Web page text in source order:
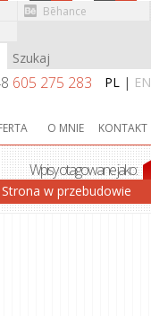
Bēhance
605 275 283 PL | EN
O MNIE KONTAKT
Strona w przebudowie
Wpisy otagowane jako:
FRANXX